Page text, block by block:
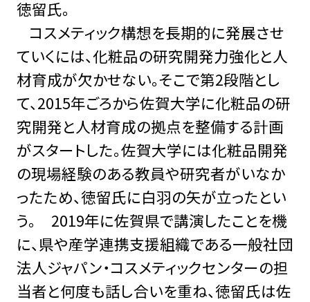
徳留氏。
コスメティック構想を長期的に発展させ
ていくには、化粧品の研究開発力強化と人
材育成が欠かせない。そこで第2段階とし
て、2015年ごろから佐賀大学に化粧品の研
究開発と人材育成の拠点を整備する計画
がスタートした。佐賀大学には化粧品開発
の現場経験のある教員や研究者がいなか
ったため、徳留氏に白羽の矢が立ったとい
う。 2019年に佐賀県で講演したことを機
に、県や産学連携支援組織である一般社団
法人ジャパン・コスメティックセンターの担
当者と何度も話し合いを重ね、徳留氏は佐